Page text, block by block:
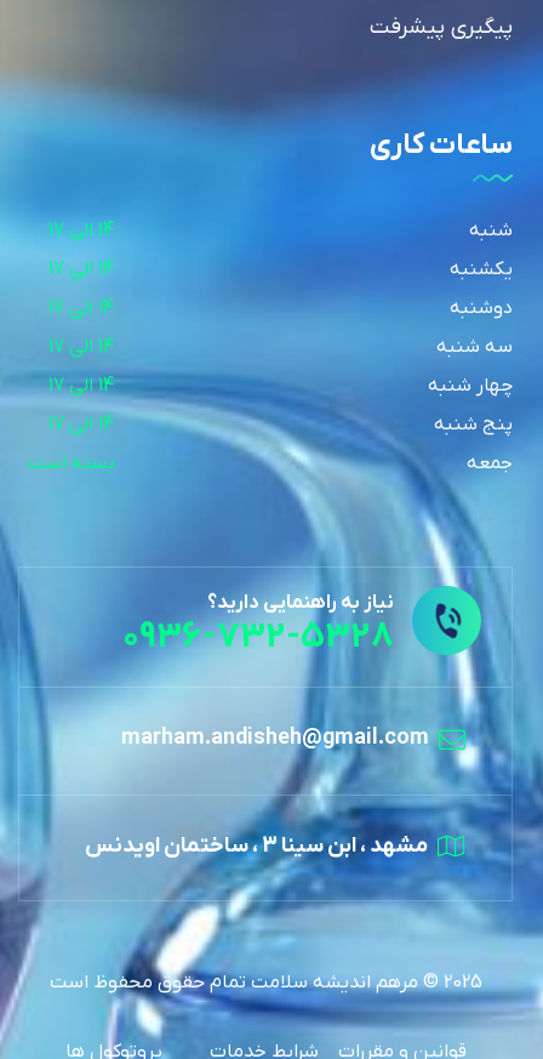
پیگیری پیشرفت
ساعات کاری
شنبه
یکشنبه
دوشنبه
سه شنبه
چهار شنبه
14 الی 17
پنج شنبه
14 الی 17
جمعه
بسته است
نیاز به راهنمایی دارید؟
0936-732-5328
marham.andisheh@gmail.com
مشهد ، ابن سینا 3 ، ساختمان اویدنس
2025 © مرهم اندیشه سلامت تمام حقوق محفوظ است
قوانین و مقررات شرایط خدمات پروتوکول ها